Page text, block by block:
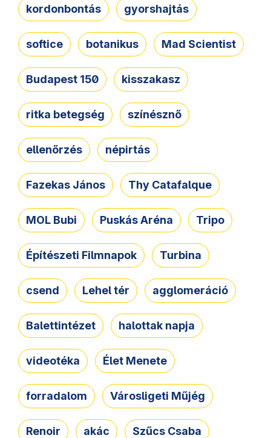
kordonbontás gyorshajtás
softice botanikus Mad Scientist
Budapest 150 kisszakasz
ritka betegség színésznő
ellenőrzés népirtás
Fazekas János Thy Catafalque
MOL Bubi Puskás Aréna Tripo
Építészeti Filmnapok Turbina
csend Lehel tér agglomeráció
Balettintézet halottak napja
videotéka Élet Menete
forradalom Városligeti Műjég
Renoir akác Szűcs Csaba